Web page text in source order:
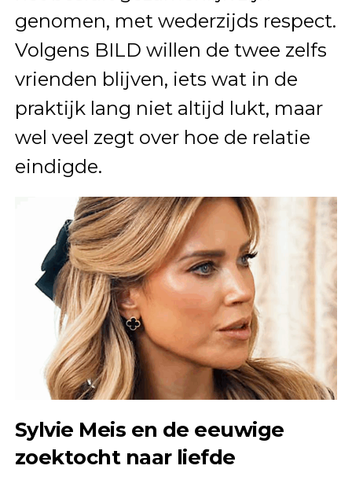
genomen, met wederzijds respect.
Volgens BILD willen de twee zelfs
vrienden blijven, iets wat in de
praktijk lang niet altijd lukt, maar
wel veel zegt over hoe de relatie
eindigde.
Sylvie Meis en de eeuwige
zoektocht naar liefde